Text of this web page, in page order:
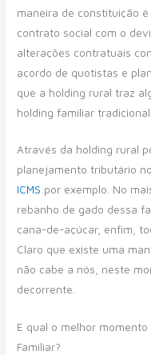
maneira de constituição
contrato social com o
alterações contratuais
acordo de quotistas e
que a holding rural traz
holding familiar tradicional
Através da holding rural
planejamento tributário
ICMS por exemplo. No
rebanho de gado dessa
cana-de-açúcar, enfim,
Claro que existe uma
não cabe a nós, neste
decorrente.
E qual o melhor
Familiar?